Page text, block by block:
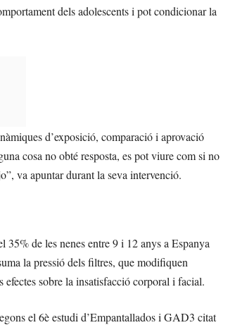
dels adolescents i pot condicionar la
d’exposició, comparació i aprovació
cosa no obté resposta, es pot viure com si no
va apuntar durant la seva intervenció.
35% de les nenes entre 9 i 12 anys a Espanya
la pressió dels filtres, que modifiquen
sobre la insatisfacció corporal i facial.
el 6è estudi d’Empantallados i GAD3 citat